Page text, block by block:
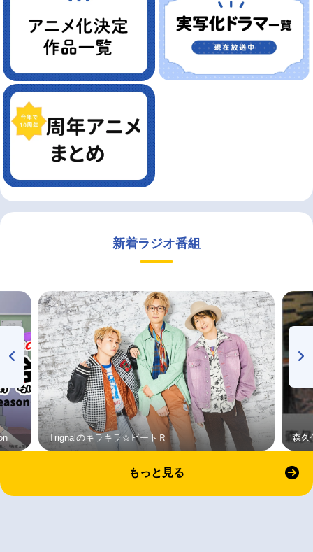
新着ラジオ番組
Trignalのキラキラ☆ビートＲ 森久
もっと見る